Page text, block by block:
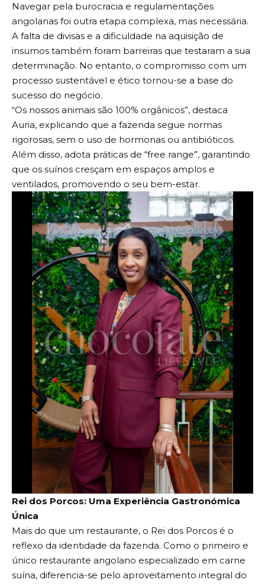
Navegar pela burocracia e regulamentações
angolanas foi outra etapa complexa, mas necessária.
A falta de divisas e a dificuldade na aquisição de
insumos também foram barreiras que testaram a sua
determinação. No entanto, o compromisso com um
processo sustentável e ético tornou-se a base do
sucesso do negócio.
“Os nossos animais são 100% orgânicos”, destaca
Auria, explicando que a fazenda segue normas
rigorosas, sem o uso de hormonas ou antibióticos.
Além disso, adota práticas de “free range”, garantindo
que os suínos cresçam em espaços amplos e
ventilados, promovendo o seu bem-estar.
Rei dos Porcos: Uma Experiência Gastronómica
Única
Mais do que um restaurante, o Rei dos Porcos é o
reflexo da identidade da fazenda. Como o primeiro e
único restaurante angolano especializado em carne
suína, diferencia-se pelo aproveitamento integral do